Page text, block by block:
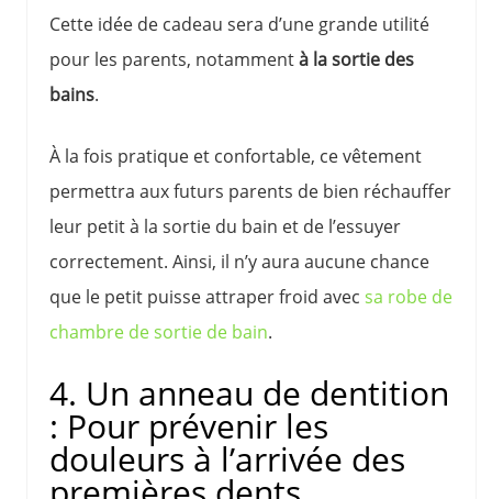
Cette idée de cadeau sera d’une grande utilité
pour les parents, notammentà la sortie des
bains.
À la fois pratique et confortable, ce vêtement
permettra aux futurs parents de bien réchauffer
leur petit à la sortie du bain et de l’essuyer
correctement. Ainsi, il n’y aura aucune chance
que le petit puisse attraper froid avec sa robe de
chambre de sortie de bain.
4. Un anneau de dentition
: Pour prévenir les
douleurs à l’arrivée des